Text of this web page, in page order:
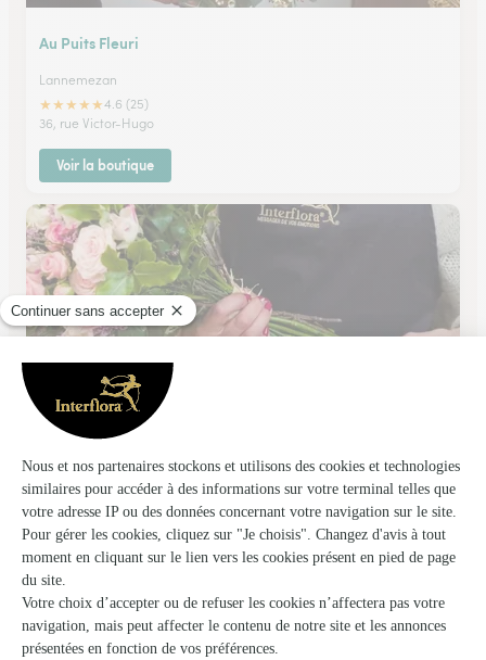
Au Puits Fleuri
Lannemezan
★★★★★4.6 (25)
36, rue Victor-Hugo
Voir la boutique
Fleur D’ici et D’ailleurs
Prat Bonrepaux
52 route nationale
Voir la boutique
Ils ont fait livrer des fleurs ou une plante à